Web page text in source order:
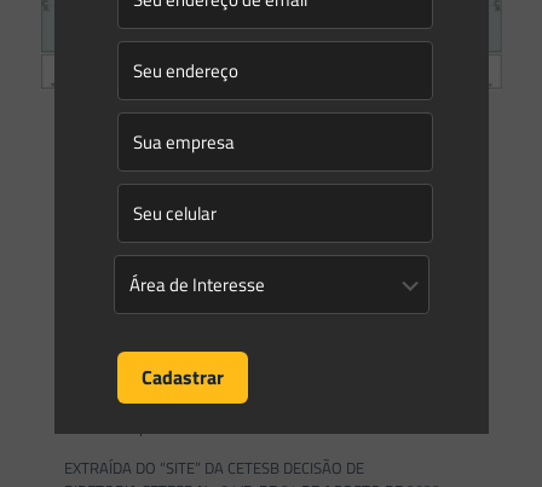
Energia solar e o licenciamento ambiental
crescimento no Brasil. Em 2022, o país atingiu a marca de 15
GW de potência, ultrapassando a[…]
0 Read more
Saes Advogados on
25/08/2022
EXTRAÍDA DO “SITE” DA CETESB DECISÃO DE